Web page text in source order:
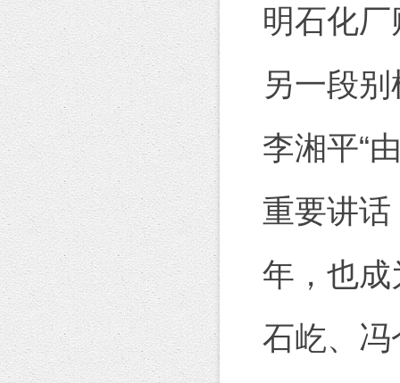
明石化厂
另一段
李湘平“
重要讲
年，也
石屹、